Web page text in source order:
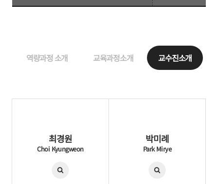
역량과정 소개 교육과정소개 교수진소개
최경원
Choi Kyungweon
박미례
Park Mirye